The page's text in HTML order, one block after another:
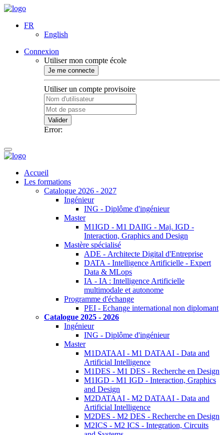
FR
English
Connexion
Utiliser mon compte école
Je me connecte
Utiliser un compte provisoire
Valider
Error:
Accueil
Les formations
Catalogue 2026 - 2027
Ingénieur
ING - Diplôme d'ingénieur
Master
M1IGD - M1 DAIIG - Maj. IGD -
Interaction, Graphics and Design
Mastère spécialisé
ADE - Architecte Digital d'Entreprise
DATA - Intelligence Artificielle - Expert
Data & MLops
IA - IA : Intelligence Artificielle
multimodale et autonome
Programme d'échange
PEI - Echange international non diplomant
Catalogue 2025 - 2026
Ingénieur
ING - Diplôme d'ingénieur
Master
M1DATAAI - M1 DATAAI - Data and
Artificial Intelligence
M1DES - M1 DES - Recherche en Design
M1IGD - M1 IGD - Interaction, Graphics
and Design
M2DATAAI - M2 DATAAI - Data and
Artificial Intelligence
M2DES - M2 DES - Recherche en Design
M2ICS - M2 ICS - Integration, Circuits